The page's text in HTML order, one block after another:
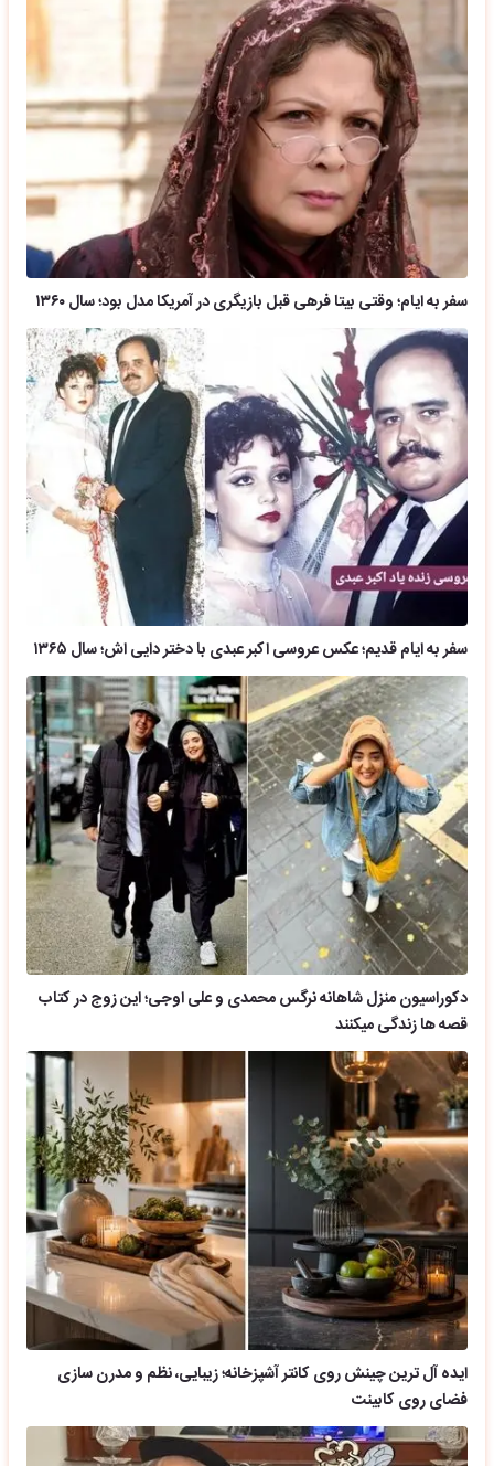
سفر به ایام؛ وقتی بیتا فرهی قبل بازیگری در آمریکا مدل بود؛ سال ۱۳۶۰
سفر به ایام قدیم؛ عکس عروسی اکبر عبدی با دختر دایی اش؛ سال ۱۳۶۵
دکوراسیون منزل شاهانه نرگس محمدی و علی اوجی؛ این زوج در کتاب
قصه ها زندگی میکنند
ایده آل ترین چینش روی کانتر آشپزخانه؛ زیبایی، نظم و مدرن سازی
فضای روی کابینت